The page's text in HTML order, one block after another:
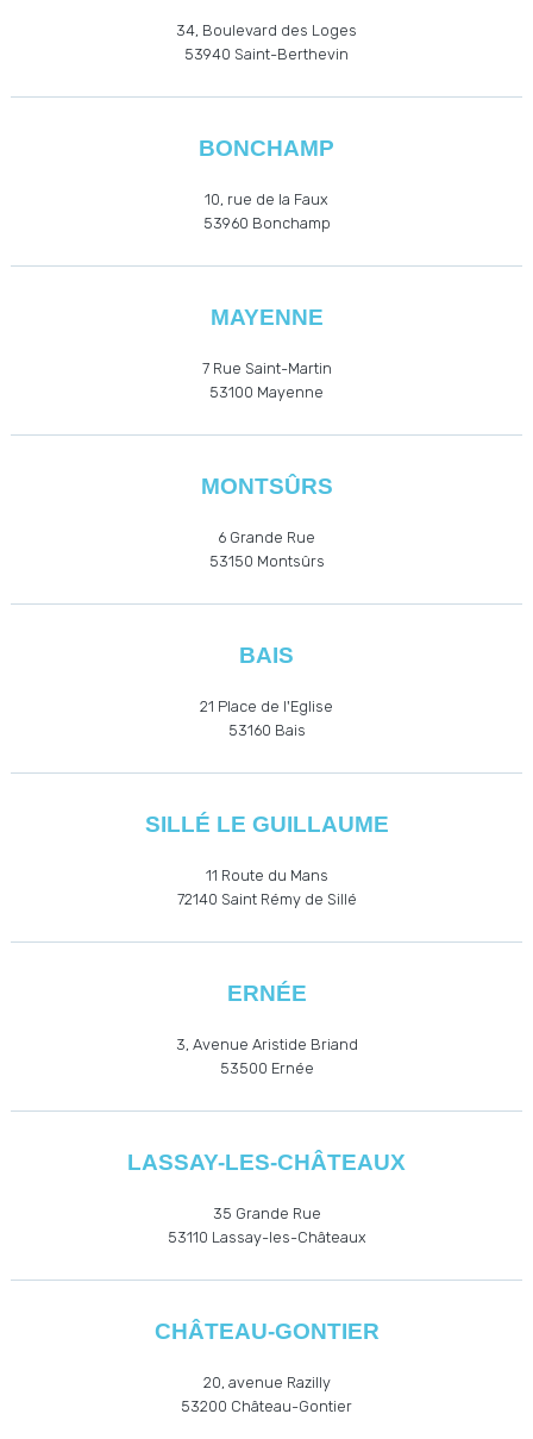
34, Boulevard des Loges
53940 Saint-Berthevin
BONCHAMP
10, rue de la Faux
53960 Bonchamp
MAYENNE
7 Rue Saint-Martin
53100 Mayenne
MONTSÛRS
6 Grande Rue
53150 Montsûrs
BAIS
21 Place de l'Eglise
53160 Bais
SILLÉ LE GUILLAUME
11 Route du Mans
72140 Saint Rémy de Sillé
ERNÉE
3, Avenue Aristide Briand
53500 Ernée
LASSAY-LES-CHÂTEAUX
35 Grande Rue
53110 Lassay-les-Châteaux
CHÂTEAU-GONTIER
20, avenue Razilly
53200 Château-Gontier